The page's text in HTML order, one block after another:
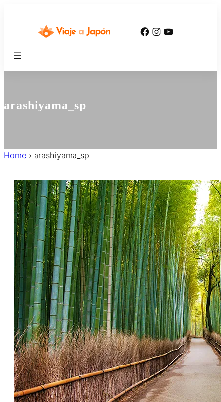
Facebook
Instagram
YouTube
arashiyama_sp
Home › arashiyama_sp